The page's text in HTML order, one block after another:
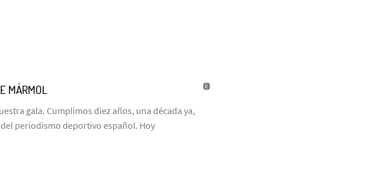
MÁRMOL
gala. Cumplimos diez años, una década ya,
periodismo deportivo español. Hoy